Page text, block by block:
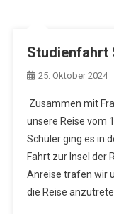
Studienfahrt
25. Oktober 2024
Zusammen mit
unsere Reise vom
Schüler ging es in
Fahrt zur Insel der
Anreise trafen wir
die Reise